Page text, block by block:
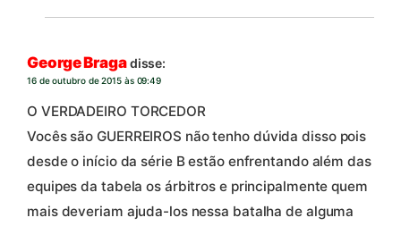
George Bragadisse:
16 de outubro de 2015 às 09:49
O VERDADEIRO TORCEDOR
Vocês são GUERREIROS não tenho dúvida disso pois
desde o início da série B estão enfrentando além das
equipes da tabela os árbitros e principalmente quem
mais deveriam ajuda-los nessa batalha de alguma